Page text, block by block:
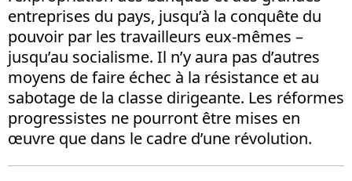
entreprises du pays, jusqu’à la conquête du
pouvoir par les travailleurs eux-mêmes –
jusqu’au socialisme. Il n’y aura pas d’autres
moyens de faire échec à la résistance et au
sabotage de la classe dirigeante. Les réformes
progressistes ne pourront être mises en
œuvre que dans le cadre d’une révolution.